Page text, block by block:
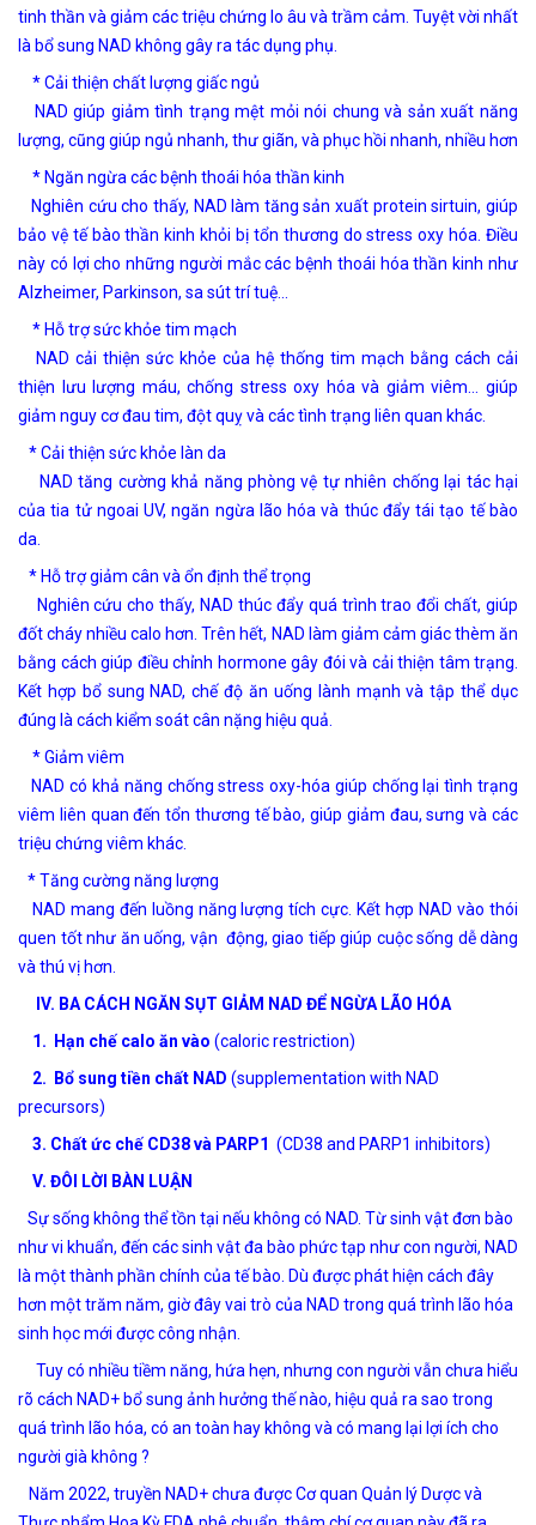
tinh thần và giảm các triệu chứng lo âu và trầm cảm. Tuyệt vời nhất
là bổ sung NAD không gây ra tác dụng phụ.
* Cải thiện chất lượng giấc ngủ
NAD giúp giảm tình trạng mệt mỏi nói chung và sản xuất năng
lượng, cũng giúp ngủ nhanh, thư giãn, và phục hồi nhanh, nhiều hơn
* Ngăn ngừa các bệnh thoái hóa thần kinh
Nghiên cứu cho thấy, NAD làm tăng sản xuất protein sirtuin, giúp
bảo vệ tế bào thần kinh khỏi bị tổn thương do stress oxy hóa. Điều
này có lợi cho những người mắc các bệnh thoái hóa thần kinh như
Alzheimer, Parkinson, sa sút trí tuệ…
* Hỗ trợ sức khỏe tim mạch
NAD cải thiện sức khỏe của hệ thống tim mạch bằng cách cải
thiện lưu lượng máu, chống stress oxy hóa và giảm viêm… giúp
giảm nguy cơ đau tim, đột quỵ và các tình trạng liên quan khác.
* Cải thiện sức khỏe làn da
NAD tăng cường khả năng phòng vệ tự nhiên chống lại tác hại
của tia tử ngoai UV, ngăn ngừa lão hóa và thúc đẩy tái tạo tế bào
da.
* Hỗ trợ giảm cân và ổn định thể trọng
Nghiên cứu cho thấy, NAD thúc đẩy quá trình trao đổi chất, giúp
đốt cháy nhiều calo hơn. Trên hết, NAD làm giảm cảm giác thèm ăn
bằng cách giúp điều chỉnh hormone gây đói và cải thiện tâm trạng.
Kết hợp bổ sung NAD, chế độ ăn uống lành mạnh và tập thể dục
đúng là cách kiểm soát cân nặng hiệu quả.
* Giảm viêm
NAD có khả năng chống stress oxy-hóa giúp chống lại tình trạng
viêm liên quan đến tổn thương tế bào, giúp giảm đau, sưng và các
triệu chứng viêm khác.
* Tăng cường năng lượng
NAD mang đến luồng năng lượng tích cực. Kết hợp NAD vào thói
quen tốt như ăn uống, vận động, giao tiếp giúp cuộc sống dễ dàng
và thú vị hơn.
IV. BA CÁCH NGĂN SỤT GIẢM NAD ĐỂ NGỪA LÃO HÓA
1. Hạn chế calo ăn vào (caloric restriction)
2. Bổ sung tiền chất NAD (supplementation with NAD
precursors)
3. Chất ức chế CD38 và PARP1 (CD38 and PARP1 inhibitors)
V. ĐÔI LỜI BÀN LUẬN
Sự sống không thể tồn tại nếu không có NAD. Từ sinh vật đơn bào
như vi khuẩn, đến các sinh vật đa bào phức tạp như con người, NAD
là một thành phần chính của tế bào. Dù được phát hiện cách đây
hơn một trăm năm, giờ đây vai trò của NAD trong quá trình lão hóa
sinh học mới được công nhận.
Tuy có nhiều tiềm năng, hứa hẹn, nhưng con người vẫn chưa hiểu
rõ cách NAD+ bổ sung ảnh hưởng thế nào, hiệu quả ra sao trong
quá trình lão hóa, có an toàn hay không và có mang lại lợi ích cho
người già không ?
Năm 2022, truyền NAD+ chưa được Cơ quan Quản lý Dược và